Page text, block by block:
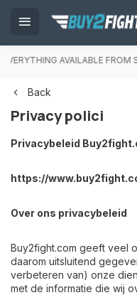
EVERYTHING AVAILABLE FROM
Back
Privacy polici
Privacybeleid
https://
Over ons privacybeleid
Buy2fight.com geeft veel
daarom uitsluitend
verbeteren van) onze
met de informatie die wij